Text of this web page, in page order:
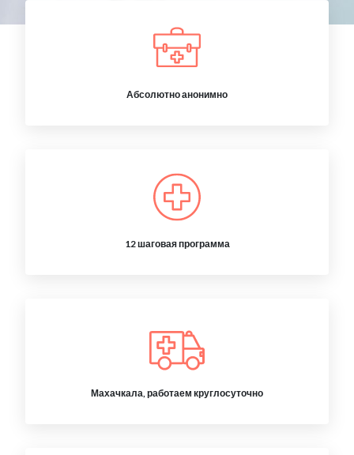
Абсолютно анонимно
12 шаговая программа
Махачкала, работаем круглосуточно